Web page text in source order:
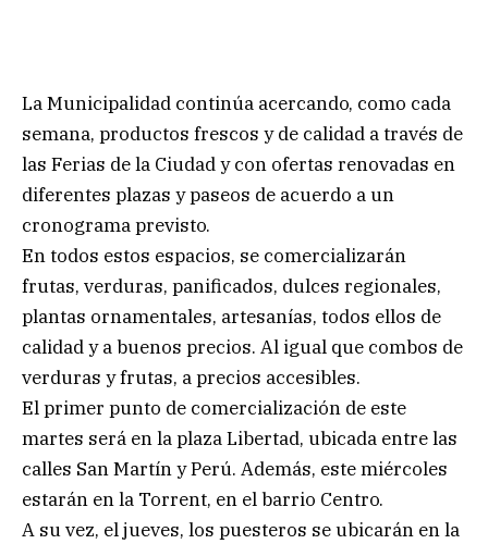
La Municipalidad continúa acercando, como cada
semana, productos frescos y de calidad a través de
las Ferias de la Ciudad y con ofertas renovadas en
diferentes plazas y paseos de acuerdo a un
cronograma previsto.
En todos estos espacios, se comercializarán
frutas, verduras, panificados, dulces regionales,
plantas ornamentales, artesanías, todos ellos de
calidad y a buenos precios. Al igual que combos de
verduras y frutas, a precios accesibles.
El primer punto de comercialización de este
martes será en la plaza Libertad, ubicada entre las
calles San Martín y Perú. Además, este miércoles
estarán en la Torrent, en el barrio Centro.
A su vez, el jueves, los puesteros se ubicarán en la